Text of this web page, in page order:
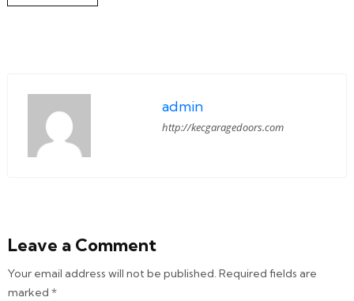
admin
http://kecgaragedoors.com
Leave a Comment
Your email address will not be published. Required fields are
marked *